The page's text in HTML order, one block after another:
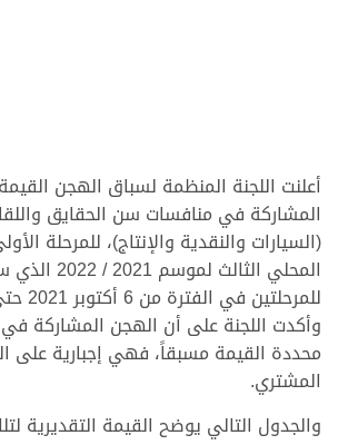
أعلنت اللجنة المنظمة لسباق الهجن
المشاركة في منافسات سن الحقايق
(السيارات والنقدية والإنتاج)، للمرحلة
المحلي
وأكدت اللجنة على أن الهجن المشاركة
محددة القيمة مسبقاً، فهي إجبارية على
المشتري.
والجدول التالي يوضح القيمة التقديرية